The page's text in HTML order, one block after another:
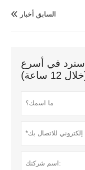
 السابق أخبار
في أسرع
ساعة)